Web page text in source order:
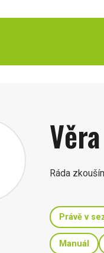
Ráda
Právě v
Manuál